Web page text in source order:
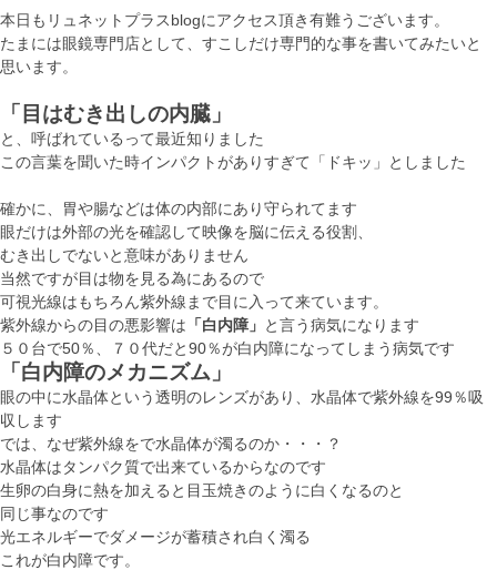
本日もリュネットプラスblogにアクセス頂き有難うございます。
たまには眼鏡専門店として、すこしだけ専門的な事を書いてみたいと
思います。
「目はむき出しの内臓」
と、呼ばれているって最近知りました
この言葉を聞いた時インパクトがありすぎて「ドキッ」としました
確かに、胃や腸などは体の内部にあり守られてます
眼だけは外部の光を確認して映像を脳に伝える役割、
むき出しでないと意味がありません
当然ですが目は物を見る為にあるので
可視光線はもちろん紫外線まで目に入って来ています。
紫外線からの目の悪影響は 「白内障」 と言う病気になります
５０台で50％、７０代だと90％が白内障になってしまう病気です
「白内障のメカニズム」
眼の中に水晶体という透明のレンズがあり、水晶体で紫外線を99％吸
収します
では、なぜ紫外線をで水晶体が濁るのか・・・？
水晶体はタンパク質で出来ているからなのです
生卵の白身に熱を加えると目玉焼きのように白くなるのと
同じ事なのです
光エネルギーでダメージが蓄積され白く濁る
これが白内障です。